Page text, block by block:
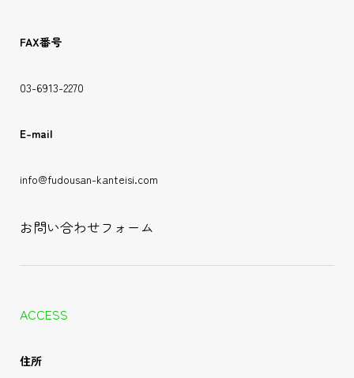
FAX番号
03-6913-2270
E-mail
info@fudousan-kanteisi.com
お問い合わせフォーム
ACCESS
住所